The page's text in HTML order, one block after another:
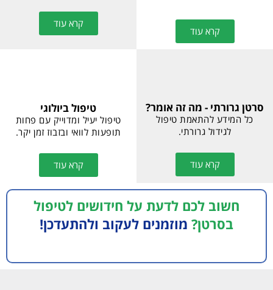
קרא עוד
קרא עוד
סרטן גרורתי - מה זה אומר?
כל המידע להתאמת טיפול
לגידול גרורתי.
קרא עוד
טיפול ביולוגי
טיפול יעיל ומדוייק עם פחות
תופעות לוואי ובזבוז זמן יקר.
קרא עוד
חשוב לכם לדעת על חידושים לטיפול
בסרטן? מוזמנים לעקוב ולהתעדכן!